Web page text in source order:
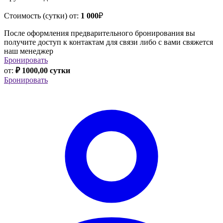
Стоимость (сутки) от: 1 000₽
После оформления предварительного бронирования вы
получите доступ к контактам для связи либо с вами свяжется
наш менеджер
Бронировать
от: ₽ 1000,00 сутки
Бронировать